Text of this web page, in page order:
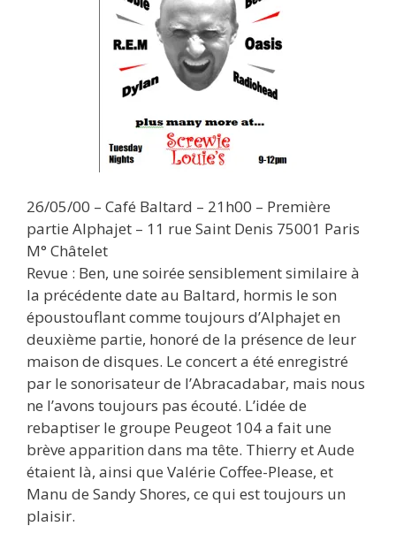
26/05/00 – Café Baltard – 21h00 – Première
partie Alphajet – 11 rue Saint Denis 75001 Paris
M° Châtelet
Revue : Ben, une soirée sensiblement similaire à
la précédente date au Baltard, hormis le son
époustouflant comme toujours d’Alphajet en
deuxième partie, honoré de la présence de leur
maison de disques. Le concert a été enregistré
par le sonorisateur de l’Abracadabar, mais nous
ne l’avons toujours pas écouté. L’idée de
rebaptiser le groupe Peugeot 104 a fait une
brève apparition dans ma tête. Thierry et Aude
étaient là, ainsi que Valérie Coffee-Please, et
Manu de Sandy Shores, ce qui est toujours un
plaisir.